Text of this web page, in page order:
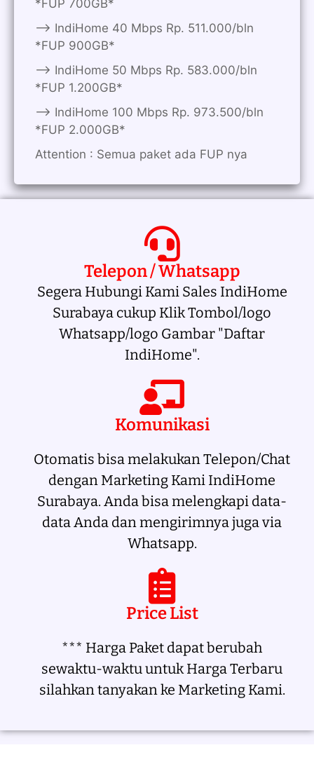
*FUP 700GB*
——> IndiHome 40 Mbps Rp. 511.000/bln
*FUP 900GB*
——> IndiHome 50 Mbps Rp. 583.000/bln
*FUP 1.200GB*
——> IndiHome 100 Mbps Rp. 973.500/bln
*FUP 2.000GB*
Attention : Semua paket ada FUP nya
Telepon / Whatsapp
Segera Hubungi Kami Sales IndiHome
Surabaya cukup Klik Tombol/logo
Whatsapp/logo Gambar "Daftar
IndiHome".
Komunikasi
Otomatis bisa melakukan Telepon/Chat
dengan Marketing Kami IndiHome
Surabaya. Anda bisa melengkapi data-
data Anda dan mengirimnya juga via
Whatsapp.
Price List
*** Harga Paket dapat berubah
sewaktu-waktu untuk Harga Terbaru
silahkan tanyakan ke Marketing Kami.